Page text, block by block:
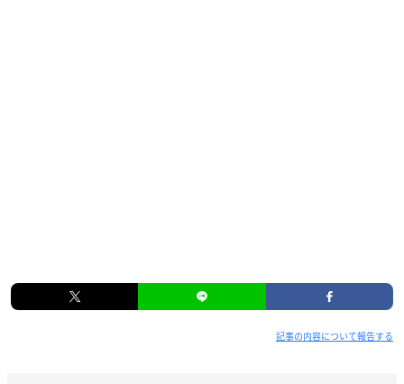
記事の内容について報告する